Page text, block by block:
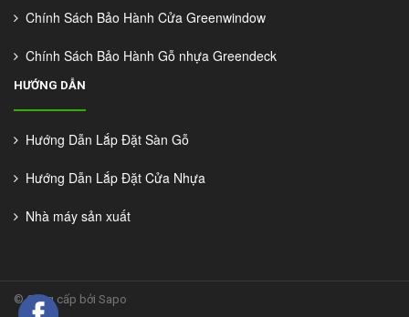
Chính Sách Bảo Hành Cửa Greenwindow
Chính Sách Bảo Hành Gỗ nhựa Greendeck
HƯỚNG DẪN
Hướng Dẫn Lắp Đặt Sàn Gỗ
Hướng Dẫn Lắp Đặt Cửa Nhựa
Nhà máy sản xuất
©Cung cấp bởi Sapo